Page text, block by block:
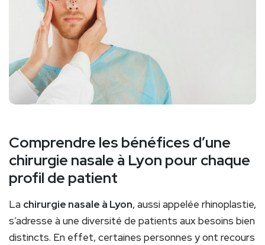
Comprendre les bénéfices d’une
chirurgie nasale à Lyon pour chaque
profil de patient
La chirurgie nasale à Lyon, aussi appelée rhinoplastie,
s’adresse à une diversité de patients aux besoins bien
distincts. En effet, certaines personnes y ont recours